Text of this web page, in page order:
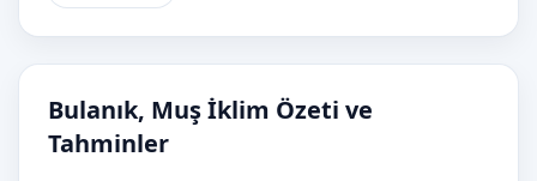
Bulanık, Muş İklim Özeti ve
Tahminler